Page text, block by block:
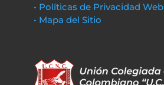
• Políticas de Privacidad Web
• Mapa del Sitio